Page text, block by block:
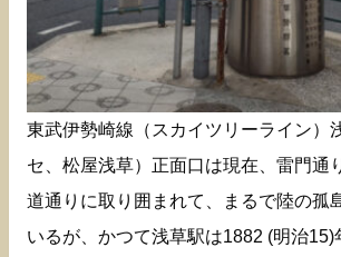
東武伊勢崎線（スカイツリーライン）
セ、松屋浅草）正面口は現在、雷門通
道通りに取り囲まれて、まるで陸の孤
いるが、かつて浅草駅は1882 (明治15)